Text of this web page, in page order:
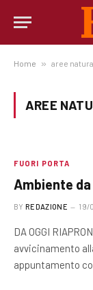
Home » aree
AREE
FUORI PORTA
Ambiente
BY REDAZIONE 19/
DA OGGI
avvicinamento
appuntamento